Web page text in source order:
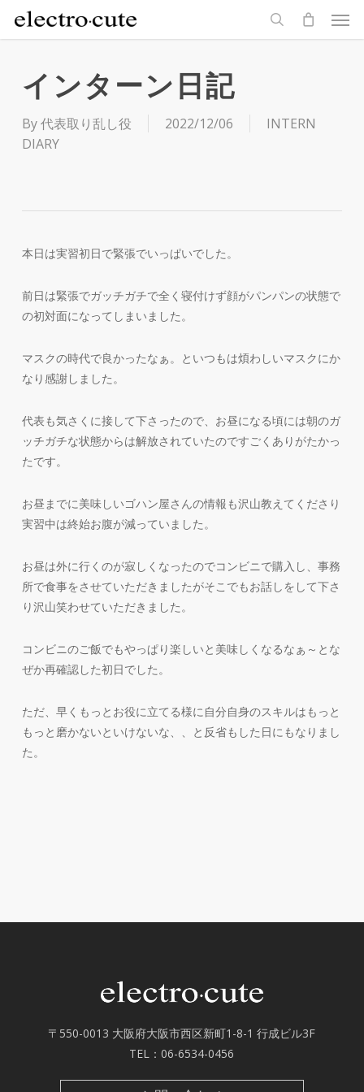
search
インターン日記
By代表取り乱し役 2022/12/06
INTERN
DIARY
本日は実習初日で緊張でいっぱいでした。
前日は緊張でガッチガチで全く寝付けず顔がパンパンの状態で
の初対面になってしまいました。
マスクの時代で良かったなぁ。といつもは煩わしいマスクにか
なり感謝しました。
代表も気さくに接して下さったので、お昼になる頃には朝のガ
ッチガチな状態からは解放されていたのですごくありがたかっ
たです。
お昼までに美味しいゴハン屋さんの情報も沢山教えてくださり
実習中は終始お腹が減っていました。
お昼は外に行くのが寂しくなったのでコンビニで購入し、事務
所で食事をさせていただきましたがそこでもお話しをして下さ
り沢山笑わせていただきました。
コンビニのご飯でもやっぱり楽しいと美味しくなるなぁ～とな
ぜか再確認した初日でした。
ただ、早くもっとお役に立てる様に自分自身のスキルはもっと
もっと磨かないといけないな、、と反省もした日にもなりまし
た。
〒550-0013 大阪府大阪市西区新町1-8-1 行成ビル3F
TEL：06-6534-0456